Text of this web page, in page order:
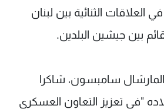
العلاقات الثنائية بين لبنان
بين جيشين البلدين.
سامبسون، شاكرا
"في تعزيز التعاون العسكري